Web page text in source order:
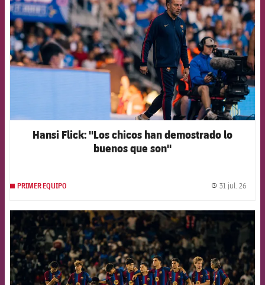
Hansi Flick: "Los chicos han demostrado lo
buenos que son"
PRIMER EQUIPO 31 jul. 26
FCB Barcelona badge